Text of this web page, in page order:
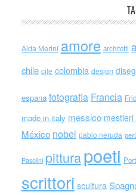
Alda Merini amore architetti
chile cile colombia design
espana fotografia Francia
made in italy messico
México nobel pablo neruda
Pasolini pitturapoeti
scrittori scultura